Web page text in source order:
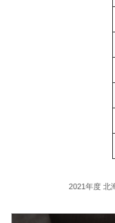
2021年度 北